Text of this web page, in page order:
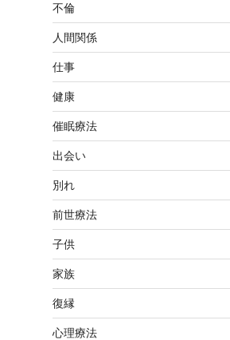
不倫
人間関係
仕事
健康
催眠療法
出会い
別れ
前世療法
子供
家族
復縁
心理療法